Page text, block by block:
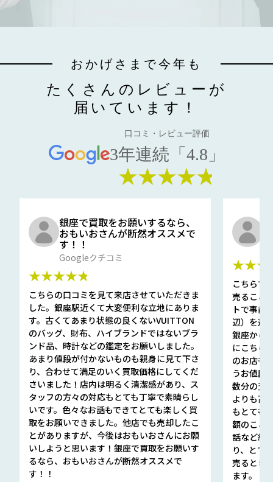
おかげさまで今年も
たくさんのレビューが
届いています！
口コミ・レビュー評価
3年連続「4.8」
★★★★★
銀座で買取をお願いするなら、
おもいおさんが断然オススメで
す！！
Googleクチコミ
★★★★★
こちらの口コミを見て来店させていただきま
した。銀座駅近くて大変便利な立地にありま
す。古くてあまり状態の良くないVUITTON
のバッグ、財布、ハイブランドではないブラ
ンド品、時計などの鑑定をお願いしました。
あまり値段が付かないものも親身に見て下さ
り、合わせて満足のいく買取価格にしてくだ
さいました！店内は明るく清潔感があり、ス
タッフの方々の対応もとても丁寧で素晴らし
いです。色々なお話もできてとても楽しく買
取をお願いできました。他店でも売却したこ
とがありますが、今後はおもいおさんにお願
いしようと思います！銀座で買取をお願いす
るなら、おもいおさんが断然オススメで
す！！
こちらで
売ること
トで事前
辺）を選
銀座から
にこちら
のお店も
うお値段
数分の査
よりも高
もとても
額のこと
話など細
り、とて
売るとき
ます。